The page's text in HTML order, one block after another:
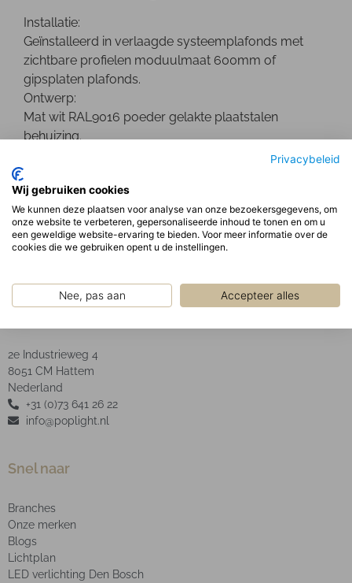
Privacybeleid
Wij gebruiken cookies
We kunnen deze plaatsen voor analyse van onze bezoekersgegevens, om
onze website te verbeteren, gepersonaliseerde inhoud te tonen en om u
een geweldige website-ervaring te bieden. Voor meer informatie over de
cookies die we gebruiken opent u de instellingen.
Nee, pas aan Accepteer alles
Installatie:
Geïnstalleerd in verlaagde systeemplafonds met
zichtbare profielen moduulmaat 600mm of
gipsplaten plafonds.
Ontwerp:
Mat wit RAL9016 poeder gelakte plaatstalen
behuizing.
uniforme schaduwvrije verlichting uit het armatuur.
LED type: SMD
2e Industrieweg 4
8051 CM Hattem
Nederland
+31 (0)73 641 26 22
info@poplight.nl
Snel naar
Branches
Onze merken
Blogs
Lichtplan
LED verlichting Den Bosch